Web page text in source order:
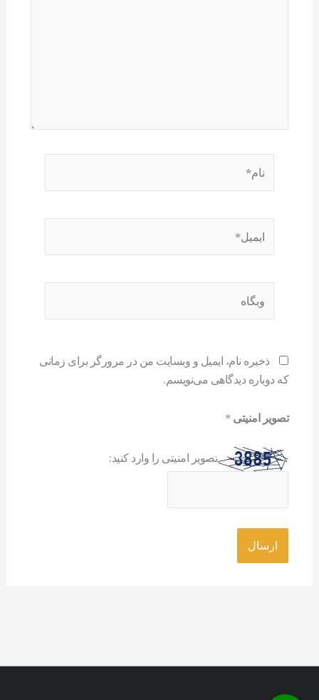
ذخیره نام، ایمیل و وبسایت من در مرورگر برای زمانی
که دوباره دیدگاهی می‌نویسم.
تصویر امنیتی*
تصویر امنیتی را وارد کنید: